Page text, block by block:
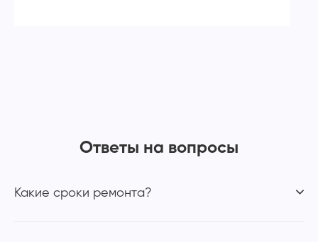
Ответы на вопросы
Какие сроки ремонта?